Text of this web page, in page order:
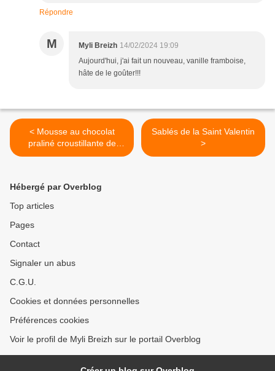
Répondre
M Myli Breizh 14/02/2024 19:09
Aujourd'hui, j'ai fait un nouveau, vanille framboise,
hâte de le goûter!!!
< Mousse au chocolat
praliné croustillante de
Laurent Mariotte
Sablés de la Saint Valentin
>
Hébergé par Overblog
Top articles
Pages
Contact
Signaler un abus
C.G.U.
Cookies et données personnelles
Préférences cookies
Voir le profil de Myli Breizh sur le portail Overblog